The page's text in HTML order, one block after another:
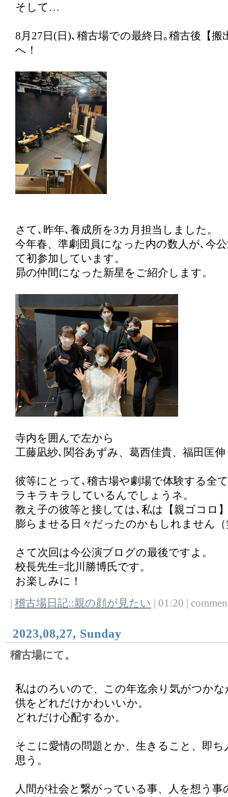
そして…
8月27日(日)､稽古場での最終日｡稽古後【搬
へ！
さて､昨年､養成所を3カ月担当しました。
今年春、準劇団員になった内の数人が､今
て初参加しています。
昴の仲間になった新星をご紹介します。
寺内を囲んで左から
工藤凪紗､関谷あずみ、葛西佳貴、福田匡
彼等にとって､稽古場や劇場で体験する全
ラキラキラしているんでしょうネ。
教え子の彼等と接しては､私は【親ゴコロ
膨らませる日々だったのかもしれません（
さて次回は今公演ブログの最後ですよ。
校長先生=北川勝博氏です。
お楽しみに！
稽古場日記::親の顔が見たい | 01:20 |
2023,08,27, Sunday
稽古場にて。
私はのろいので、この年迄余り気がつか
供をどれだけかわいいか。
どれだけ心配するか。
そこに愛情の問題とか、生きること、即
思う。
人間が社会と繋がっている事、人を想う事